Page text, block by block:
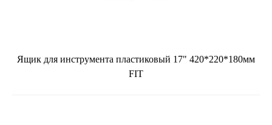
Ящик для инструмента пластиковый 17" 420*220*180мм
FIT